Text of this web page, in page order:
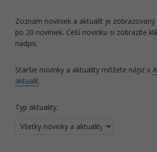
Zoznam noviniek a aktualít je zobrazovaný
po 20 noviniek. Celú novinku si zobrazíte
nadpis.
Staršie novinky a aktuality môžete nájsť v
aktualít.
Typ aktuality: